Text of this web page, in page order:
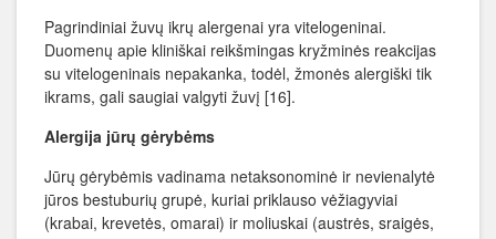
Pagrindiniai žuvų ikrų alergenai yra vitelogeninai.
Duomenų apie kliniškai reikšmingas kryžminės reakcijas
su vitelogeninais nepakanka, todėl, žmonės alergiški tik
ikrams, gali saugiai valgyti žuvį [16].
Alergija jūrų gėrybėms
Jūrų gėrybėmis vadinama netaksonominė ir nevienalytė
jūros bestuburių grupė, kuriai priklauso vėžiagyviai
(krabai, krevetės, omarai) ir moliuskai (austrės, sraigės,